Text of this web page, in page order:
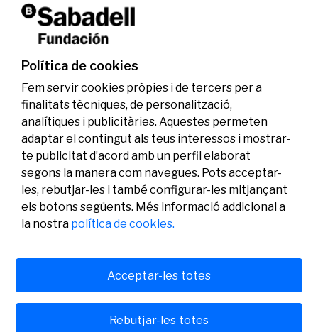
La Fundació Banc Sabadell reconeix a dos
investigadors en els àmbits de l’edició del
genoma i l’energia neta
Legal
Avís legal
Activitat
Convocatòries
Social
Política de cookies
Fem servir cookies pròpies i de tercers per a
finalitats tècniques, de personalització,
analítiques i publicitàries. Aquestes permeten
adaptar el contingut als teus interessos i mostrar-
te publicitat d’acord amb un perfil elaborat
segons la manera com navegues. Pots acceptar-
les, rebutjar-les i també configurar-les mitjançant
els botons següents. Més informació addicional a
la nostra política de cookies.
Rebutjar-les totes
Acceptar-les totes